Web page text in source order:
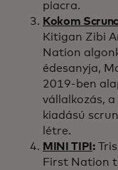
piacra.
Kokom
Kitigan Zibi
Nation
édesanyja,
2019-ben
vállalkozás,
kiadású
létre.
MINI TIPI:
First Nation